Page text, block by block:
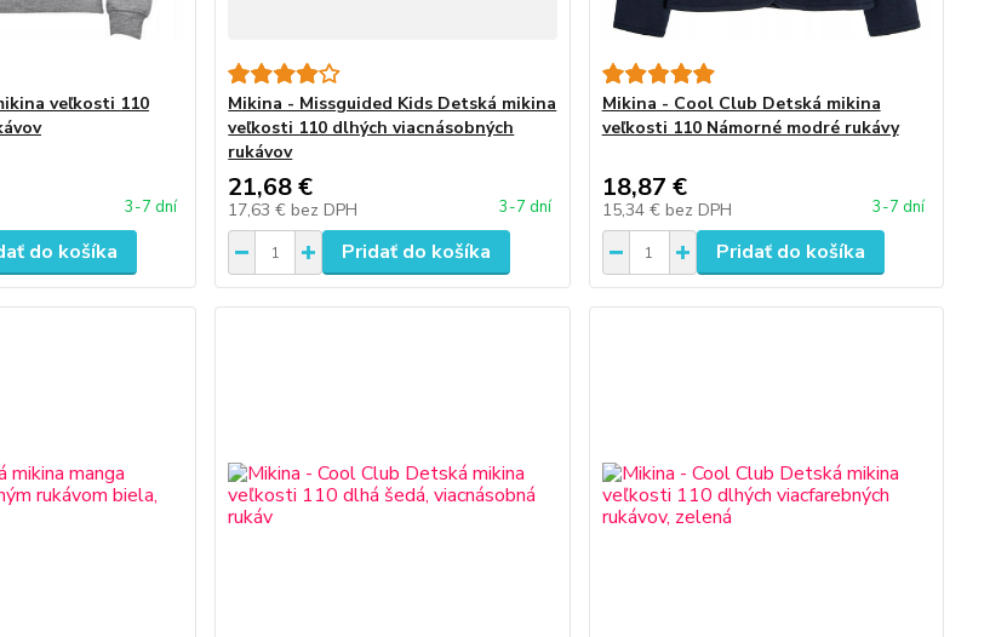
veľkosti 110
3-7 dní
do košíka
Mikina - Missguided Kids Detská mikina
veľkosti 110 dlhých viacnásobných
rukávov
21,68 €
17,63 € bez DPH 3-7 dní
Pridať do košíka
Mikina - Cool Club Detská mikina
veľkosti 110 Námorné modré rukávy
18,87 €
15,34 € bez DPH 3-7 dní
Pridať do košíka